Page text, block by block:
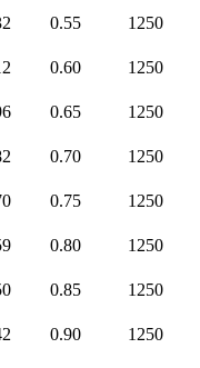
0.55 1250
0.60 1250
0.65 1250
0.70 1250
0.75 1250
0.80 1250
0.85 1250
0.90 1250